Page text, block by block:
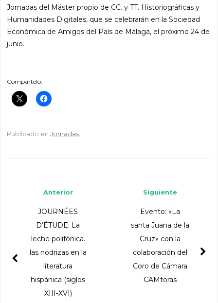
Jornadas del Máster propio de CC. y TT. Historiográficas y
Humanidades Digitales, que se celebrarán en la Sociedad
Económica de Amigos del País de Málaga, el próximo 24 de
junio.
Compártelo:
Publicado enJornadas.
Siguiente
Evento: «La
santa Juana de la
Cruz» con la
colaboración del
Coro de Cámara
CAMtoras
Anterior
JOURNÉES
D’ÉTUDE: La
leche polifónica.
las nodrizas en la
literatura
hispánica (siglos
XIII-XVI)